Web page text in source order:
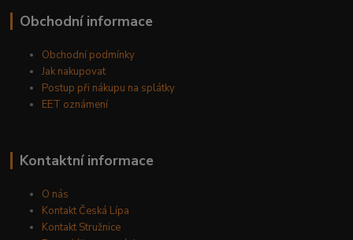
Obchodní informace
Obchodní podmínky
Jak nakupovat
Postup při nákupu na splátky
EET oznámení
Kontaktní informace
O nás
Kontakt Česká Lípa
Kontakt Stružnice